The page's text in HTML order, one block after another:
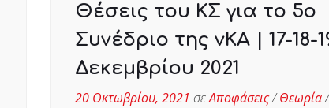
Θέσεις του ΚΣ για το 5ο
Συνέδριο της νΚΑ | 17-18-
Δεκεμβρίου 2021
20 Οκτωβρίου, 2021 σεΑποφάσεις/Θεωρία/